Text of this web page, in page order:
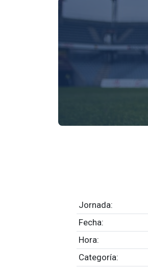
Jornada:
Fecha:
Hora:
Categoría: